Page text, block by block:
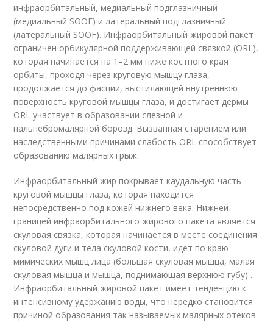
инфраорбитальный, медиальный подглазничный
(медиальный SOOF) и латеральный подглазничный
(латеральный SOOF). Инфраорбитальный жировой пакет
ограничен орбикулярной поддерживающей связкой (ORL),
которая начинается на 1–2 мм ниже костного края
орбиты, проходя через круговую мышцу глаза,
продолжается до фасции, выстилающей внутреннюю
поверхность круговой мышцы глаза, и достигает дермы .
ORL участвует в образовании слезной и
пальпебромалярной борозд. Вызванная старением или
наследственными причинами слабость ORL способствует
образованию малярных грыж.
Инфраорбитальный жир покрывает каудальную часть
круговой мышцы глаза, которая находится
непосредственно под кожей нижнего века. Нижней
границей инфраорбитального жирового пакета является
скуловая связка, которая начинается в месте соединения
скуловой дуги и тела скуловой кости, идет по краю
мимических мышц лица (большая скуловая мышца, малая
скуловая мышца и мышца, поднимающая верхнюю губу) .
Инфраорбитальный жировой пакет имеет тенденцию к
интенсивному удержанию воды, что нередко становится
причиной образования так называемых малярных отеков